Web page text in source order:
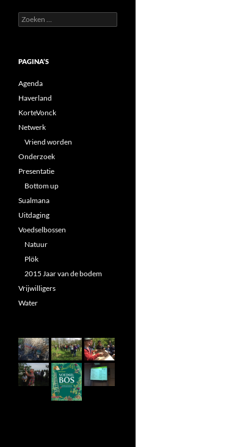
Zoeken
naar:
PAGINA’S
Agenda
Haverland
KorteVonck
Netwerk
Vriend worden
Onderzoek
Presentatie
Bottom up
Sualmana
Uitdaging
Voedselbossen
Natuur
Plök
2015 Jaar van de bodem
Vrijwilligers
Water